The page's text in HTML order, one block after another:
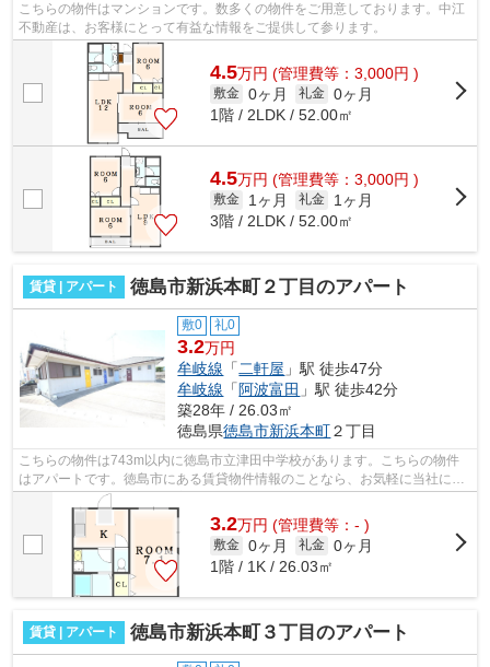
こちらの物件はマンションです。数多くの物件をご用意しております。中江
不動産は、お客様にとって有益な情報をご提供して参ります。
4.5万円 (管理費等：3,000円 )
敷金 0ヶ月 礼金 0ヶ月
1階 / 2LDK / 52.00㎡
4.5万円 (管理費等：3,000円 )
敷金 1ヶ月 礼金
1ヶ月
3階 / 2LDK / 52.00㎡
賃貸 | アパート 徳島市新浜本町２丁目のアパート
敷0 礼0
3.2万円
牟岐線 「 二軒屋 」駅 徒歩47分
牟岐線 「 阿波富田 」駅 徒歩42分
築28年 / 26.03㎡
徳島県徳島市新浜本町２丁目
こちらの物件は743m以内に徳島市立津田中学校があります。こちらの物件
はアパートです。徳島市にある賃貸物件情報のことなら、お気軽に当社にお
任せ下さい。賃貸情報を豊富に取り扱っ...
3.2万円 (管理費等：- )
敷金 0ヶ月 礼金 0ヶ月
1階 / 1K / 26.03㎡
賃貸 | アパート 徳島市新浜本町３丁目のアパート